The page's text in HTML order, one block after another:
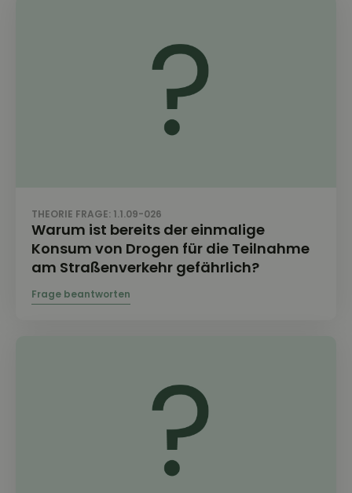
THEORIE FRAGE: 1.1.09-026
Warum ist bereits der einmalige
Konsum von Drogen für die Teilnahme
am Straßenverkehr gefährlich?